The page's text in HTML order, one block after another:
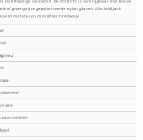
of groengrijze gepolariseerde nylon glazen. Alle Art&Jack
met etui en microfiber brildoekje.
2
lens
voor correctie